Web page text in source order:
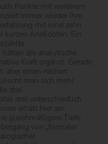
Punkte mit weiterem
immer wieder ihre
mit rund zehn
Anekdoten. Ein
die analytische
Kraft ergänzt. Gerade
einen reichen
man sich mehr
drei
drei unterschiedlich
erhält hier am
gleichmäßigere Tiefe
von „formaler